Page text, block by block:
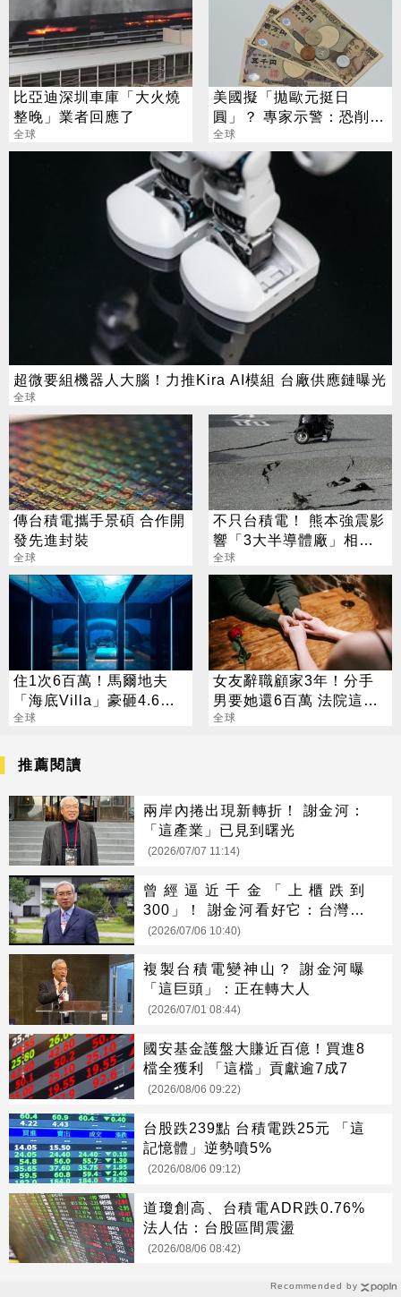
比亞迪深圳車庫「大火燒
整晚」業者回應了
全球
美國擬「拋歐元挺日
圓」？ 專家示警：恐削弱
市場信心
全球
超微要組機器人大腦！力推Kira AI模組 台廠供應鏈曝光
全球
傳台積電攜手景碩 合作開
發先進封裝
全球
不只台積電！ 熊本強震影
響「3大半導體廠」相繼
停工
全球
住1次6百萬！馬爾地夫
「海底Villa」豪砸4.6億
打造
全球
女友辭職顧家3年！分手
男要她還6百萬 法院這樣
判
全球
Recommended by
推薦閱讀
兩岸內捲出現新轉折！ 謝金河：
「這產業」已見到曙光
(2026/07/07 11:14)
曾經逼近千金「上櫃跌到
300」！ 謝金河看好它：台灣生
技的下一道光
(2026/07/06 10:40)
複製台積電變神山？ 謝金河曝
「這巨頭」：正在轉大人
(2026/07/01 08:44)
國安基金護盤大賺近百億！買進8
檔全獲利 「這檔」貢獻逾7成7
(2026/08/06 09:22)
台股跌239點 台積電跌25元 「這
記憶體」逆勢噴5%
(2026/08/06 09:12)
道瓊創高、台積電ADR跌0.76%
法人估：台股區間震盪
(2026/08/06 08:42)